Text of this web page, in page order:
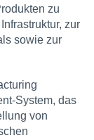
zu
zur
sowie zur
System, das
von